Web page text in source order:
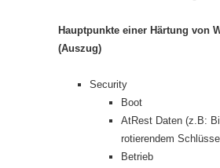
Hauptpunkte einer Härtung von
(Auszug)
Security
Boot
AtRest Daten (z.B:
rotierendem
Betrieb